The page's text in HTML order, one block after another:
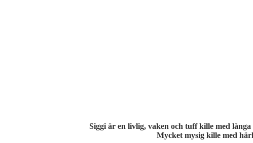
Far:
Siggi är en livlig, vaken och tuff kille med
Mycket mysig kille med